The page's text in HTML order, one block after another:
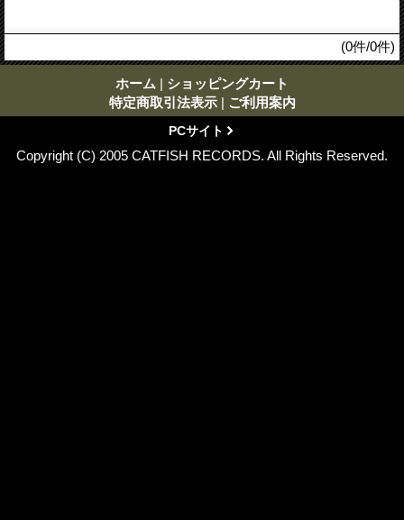
(0件/0件)
ホーム | ショッピングカート
特定商取引法表示 | ご利用案内
PCサイト
Copyright (C) 2005 CATFISH RECORDS. All Rights Reserved.